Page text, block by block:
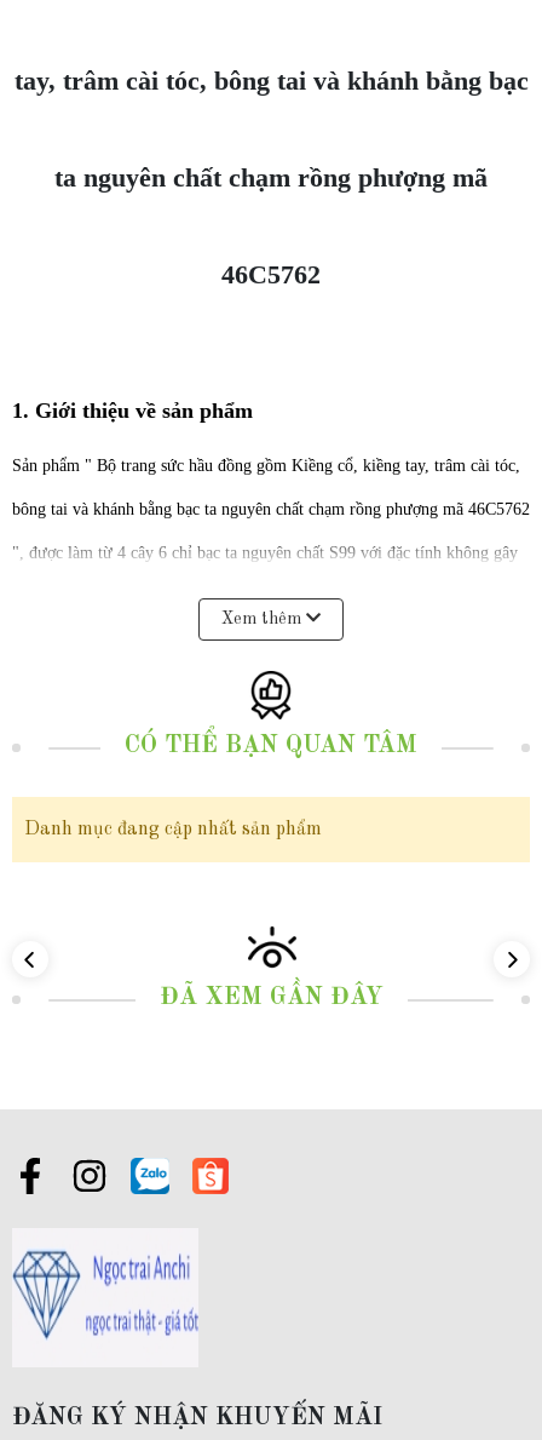
tay, trâm cài tóc, bông tai và khánh bằng bạc
ta nguyên chất chạm rồng phượng mã
46C5762
1. Giới thiệu về sản phẩm
Sản phẩm " Bộ trang sức hầu đồng gồm Kiềng cổ, kiềng tay, trâm cài tóc,
bông tai và khánh bằng bạc ta nguyên chất chạm rồng phượng mã 46C5762
", được làm từ 4 cây 6 chỉ bạc ta nguyên chất S99 với đặc tính không gây
kích ứng cho da, đảm bảo độ bền và sáng bóng theo thời gian. Điểm nhấn
đặc biệt của bộ trang sức hầu đồng này có 5 món gồm kiềng cổ, kiềng tay,
trâm cài tóc, bông tai được thiết kế chạm khắc rồng, phượng sắc nét và
tinh xảo được nhiều phụ nữ ưa chuộng và lựa chọn khi kết hợp với áo dài,
chụp ảnh, các buổi hầu đồng..., không chỉ toát lên vẻ đẹp tinh tế, sang
trọng cho người đeo mà còn tạo nên sự hài hòa và tôn lên vẻ đẹp truyền
-------------------------------------------------------
Mã sản phẩm:46C5762
Chất liệu:Bạc ta nguyên chất S99
Vui lòng nhắn size tay cho shop qua zalo
Kiểu dáng:Bộ trang sức hầu đồng bằng bạc ta nguyên chất chạm rồng
Xem thêm
CÓ THỂ BẠN QUAN TÂM
Danh mục đang cập nhất sản phẩm
ĐÃ XEM GẦN ĐÂY
ĐĂNG KÝ NHẬN KHUYẾN MÃI